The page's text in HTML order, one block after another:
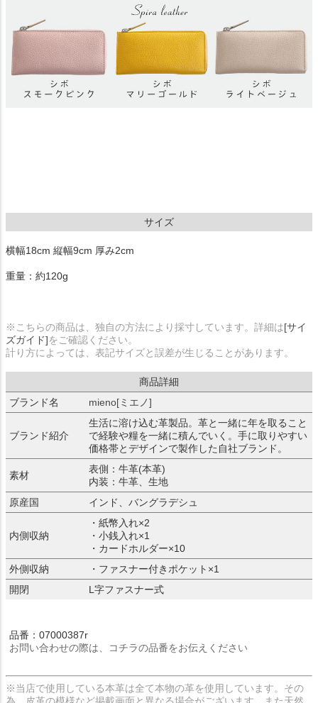
サイズ
横幅18cm 縦幅9cm 厚み2cm
重量：約120g
※こちらの商品は、独自の方法により採寸しています。詳細は[サイ
ズガイド]をご確認ください。
計り方によっては、表記サイズと誤差が生じることがあります。
商品詳細
ブランド名
mieno[ミエノ]
ブランド紹介
生活に溶け込む革製品。革と一緒に年を取ること
で経験や糧を一緒に積んでいく。手に取りやすい
価格帯とデザインで製作した自社ブランド。
素材
表側：牛革(本革)
内装：牛革、生地
原産国
インド、バングラデシュ
内側収納
・紙幣入れ×2
・小銭入れ×1
・カードホルダー×10
外側収納
・ファスナー付きポケット×1
開閉
L字ファスナー式
品番：07000387r
お問い合わせの際は、コチラの品番をお伝えください
※当店で使用している本革は全て本物の革を使用しています。その